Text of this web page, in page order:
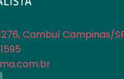
Cambuí Campinas/